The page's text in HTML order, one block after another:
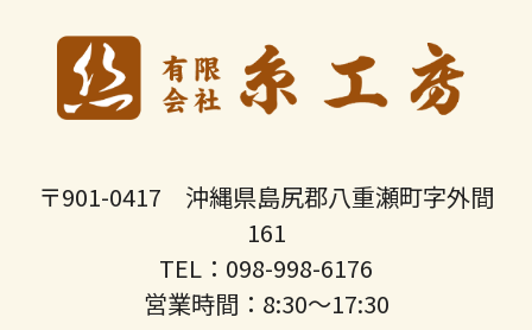
〒901-0417 沖縄県島尻郡八重瀬町字外間
161
TEL：098-998-6176
営業時間：8:30〜17:30